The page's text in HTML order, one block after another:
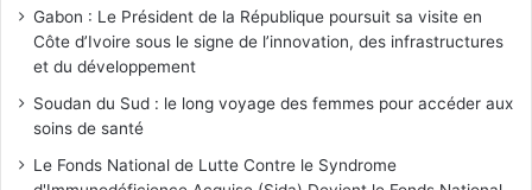
Gabon : Le Président de la République poursuit sa visite en
Côte d’Ivoire sous le signe de l’innovation, des infrastructures
et du développement
Soudan du Sud : le long voyage des femmes pour accéder aux
soins de santé
Le Fonds National de Lutte Contre le Syndrome